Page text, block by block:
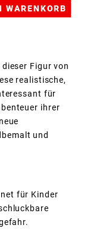
Figur von
realistische,
für
ihrer
und
für Kinder